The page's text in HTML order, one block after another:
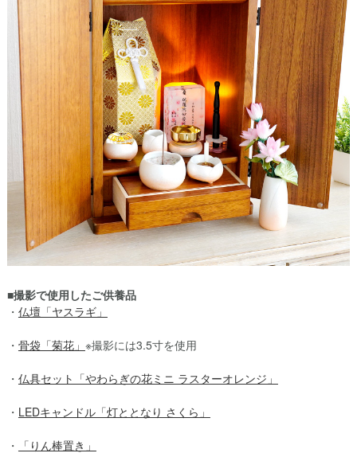
■撮影で使用したご供養品
・ 仏壇「ヤスラギ」
・ 骨袋「菊花」 ※撮影には3.5寸を使用
・ 仏具セット「やわらぎの花ミニ ラスターオレンジ」
・ LEDキャンドル「灯ととなり さくら」
・ 「りん棒置き」